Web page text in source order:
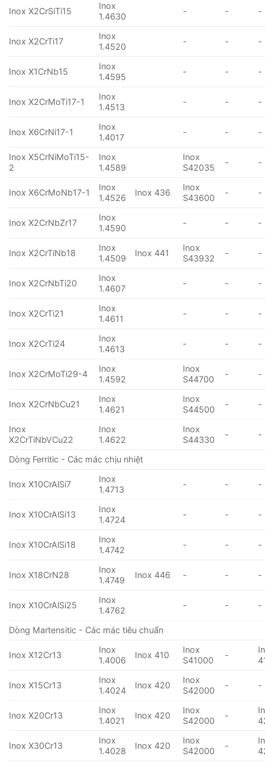
Inox X2CrSiTi15
Inox
1.4630
- - -
Inox X2CrTi17
Inox
1.4520
- - -
Inox X1CrNb15
Inox
1.4595
- - -
Inox X2CrMoTi17-1
Inox
1.4513
- - -
Inox X6CrNi17-1
Inox
1.4017
- - -
Inox X5CrNiMoTi15-
2
Inox
1.4589
Inox
S42035
- -
Inox X6CrMoNb17-1
Inox
1.4526
Inox 436
Inox
S43600
- -
Inox X2CrNbZr17
Inox
1.4590
- - -
Inox X2CrTiNb18
Inox
1.4509
Inox 441
Inox
S43932
- -
Inox X2CrNbTi20
Inox
1.4607
- - -
Inox X2CrTi21
Inox
1.4611
- - -
Inox X2CrTi24
Inox
1.4613
- - -
Inox X2CrMoTi29-4
Inox
1.4592
Inox
S44700
- -
Inox X2CrNbCu21
Inox
1.4621
Inox
S44500
- -
Inox
X2CrTiNbVCu22
Inox
1.4622
Inox
S44330
- -
Dòng Ferritic - Các mác chịu nhiệt
Inox X10CrAlSi7
Inox
1.4713
- - -
Inox X10CrAlSi13
Inox
1.4724
- - -
Inox X10CrAlSi18
Inox
1.4742
- - -
Inox X18CrN28
Inox
1.4749
Inox 446 - - -
Inox X10CrAlSi25
Inox
1.4762
- - -
Dòng Martensitic - Các mác tiêu chuẩn
Inox X12Cr13
Inox
1.4006
Inox 410
Inox
S41000
-
Inox X15Cr13
Inox
1.4024
Inox 420
Inox
S42000
- -
Inox X20Cr13
Inox
1.4021
Inox 420
Inox
S42000
-
Inox X30Cr13
Inox
1.4028
Inox 420
Inox
S42000
-